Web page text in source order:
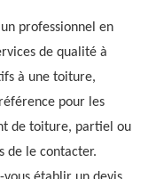
professionnel en
de qualité à
à une toiture,
pour les
de toiture, partiel ou
de le contacter.